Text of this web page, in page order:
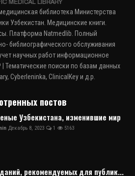
библиотека Министерства
Узбекистан. Медицинские книги.
Платформа Natmedlib. Полный
библиографического обслуживания
научных работ информационное
Тематические поиски по базам данных
Cyberleninka, ClinicalKey и д.р.
постов
Узбекистана, изменившие мир
Декабрь 8, 2023 1 5163
рекомендуемых для публик...